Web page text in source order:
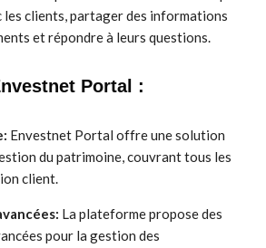
les clients, partager des informations
et répondre à leurs questions.
Portal :
Envestnet Portal offre une solution
du patrimoine, couvrant tous les
client.
La plateforme propose des
pour la gestion des